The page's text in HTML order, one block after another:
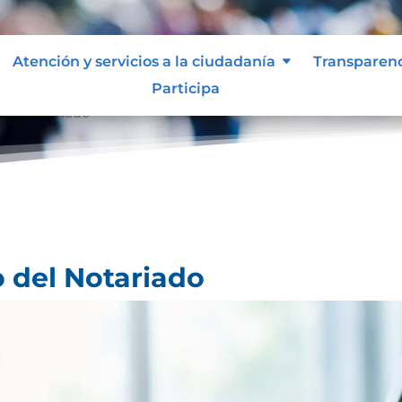
Atención y servicios a la ciudadanía
Participa
Notariado
del Notariado